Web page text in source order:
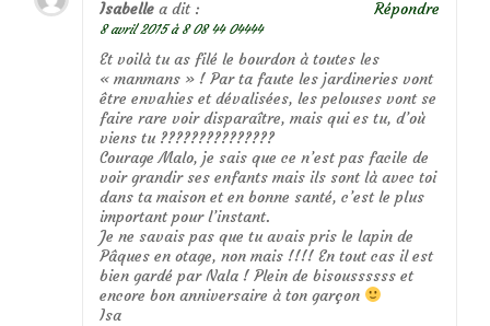
Isabelle a dit :
8 avril 2015 à 8 08 44 04444
Et voilà tu as filé le bourdon à toutes les
« manmans » ! Par ta faute les jardineries vont
être envahies et dévalisées, les pelouses vont se
faire rare voir disparaître, mais qui es tu, d’où
viens tu ???????????????
Courage Malo, je sais que ce n’est pas facile de
voir grandir ses enfants mais ils sont là avec toi
dans ta maison et en bonne santé, c’est le plus
important pour l’instant.
Je ne savais pas que tu avais pris le lapin de
Pâques en otage, non mais !!!! En tout cas il est
bien gardé par Nala ! Plein de bisoussssss et
encore bon anniversaire à ton garçon
Isa
Répondre